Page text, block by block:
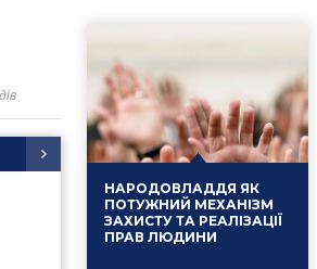
НАРОДОВЛАДДЯ ЯК
ПОТУЖНИЙ МЕХАНІЗМ
ЗАХИСТУ ТА РЕАЛІЗАЦІЇ
ПРАВ ЛЮДИНИ